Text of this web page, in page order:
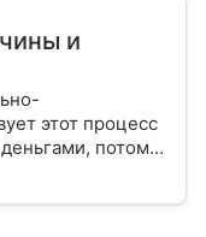
и
этот процесс
потому
друг с